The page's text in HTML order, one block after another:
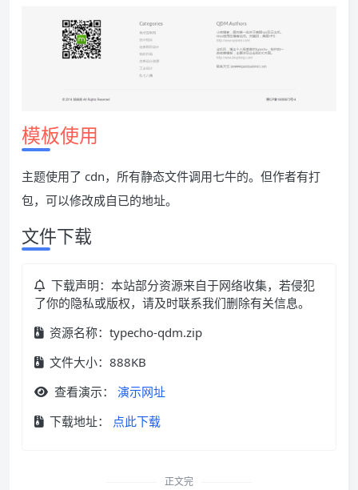
模板使用
主题使用了 cdn，所有静态文件调用七牛的。但作者有打
包，可以修改成自已的地址。
文件下载
下载声明：本站部分资源来自于网络收集，若侵犯
了你的隐私或版权，请及时联系我们删除有关信息。
资源名称：typecho-qdm.zip
文件大小：888KB
查看演示：
演示网址
下载地址：
点此下载
正文完